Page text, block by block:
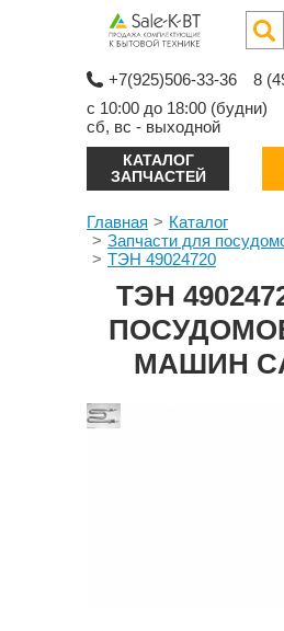
+7(925)506-33-36
8
с 10:00 до 18:00 (будни)
сб, вс - выходной
КАТАЛОГ
ЗАПЧАСТЕЙ
Главная
Каталог
Запчасти для
ТЭН 49024720
ТЭН
МАШИН